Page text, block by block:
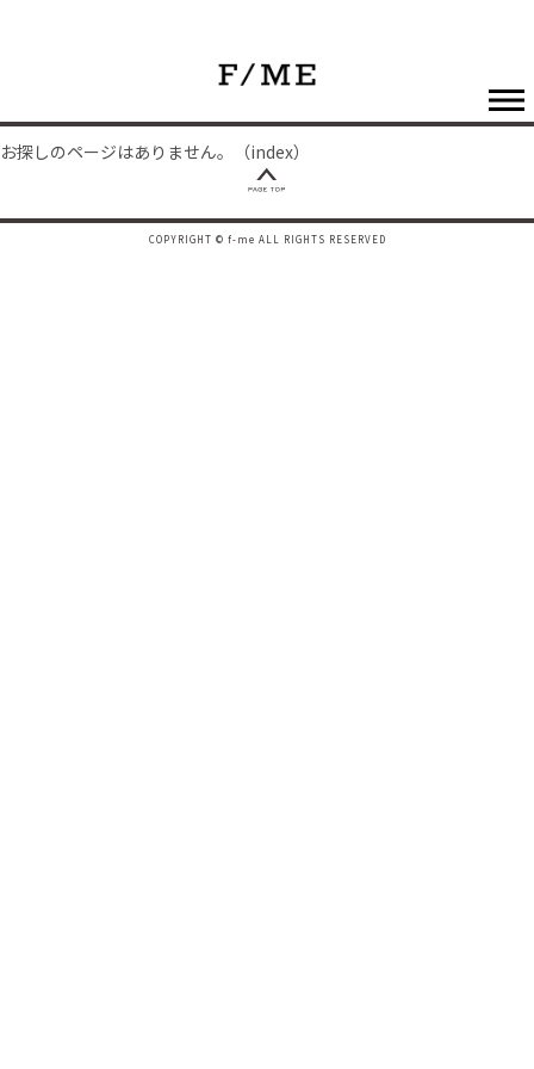
お探しのページはありません。（index）
COPYRIGHT © f-me ALL RIGHTS RESERVED